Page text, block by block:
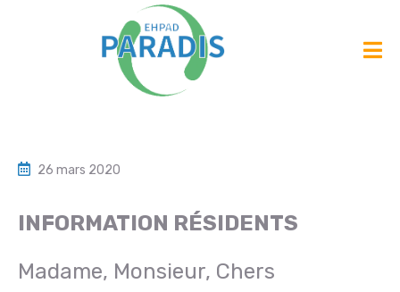
26 mars 2020
INFORMATION RÉSIDENTS
Madame, Monsieur, Chers